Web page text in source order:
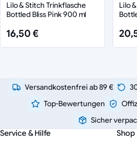
Lilo & Stitch Trinkflasche
Bottled Bliss Pink 900 ml
16,50 €
Lilo
Versandkostenfrei ab 89 €
Top-Bewertungen
Sicher
Service & Hilfe Shop